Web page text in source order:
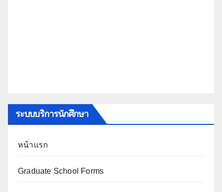
ระบบบริการนักศึกษา
หน้าแรก
Graduate School Forms